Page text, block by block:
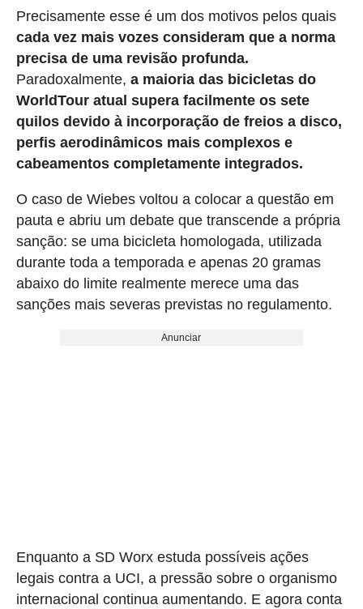
Precisamente esse é um dos motivos pelos quais
cada vez mais vozes consideram que a norma
precisa de uma revisão profunda.
Paradoxalmente, a maioria das bicicletas do
WorldTour atual supera facilmente os sete
quilos devido à incorporação de freios a disco,
perfis aerodinâmicos mais complexos e
cabeamentos completamente integrados.
O caso de Wiebes voltou a colocar a questão em
pauta e abriu um debate que transcende a própria
sanção: se uma bicicleta homologada, utilizada
durante toda a temporada e apenas 20 gramas
abaixo do limite realmente merece uma das
sanções mais severas previstas no regulamento.
Anunciar
Enquanto a SD Worx estuda possíveis ações
legais contra a UCI, a pressão sobre o organismo
internacional continua aumentando. E agora conta